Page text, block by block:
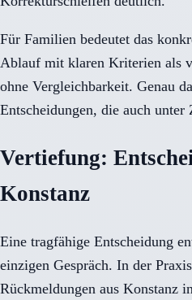
Für Familien bedeutet das
Ablauf mit klaren Kriterien als
ohne Vergleichbarkeit. Genau
Entscheidungen, die auch
Vertiefung:
Konstanz
Eine tragfähige Entscheidung
einzigen Gespräch. In der
Rückmeldungen aus Konstanz